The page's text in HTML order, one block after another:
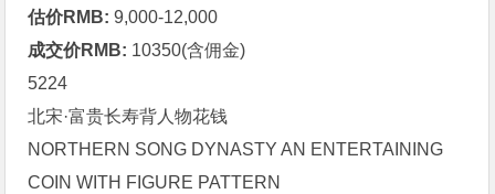
估价RMB: 9,000-12,000
成交价RMB: 10350(含佣金)
5224
北宋·富贵长寿背人物花钱
NORTHERN SONG DYNASTY AN ENTERTAINING
COIN WITH FIGURE PATTERN